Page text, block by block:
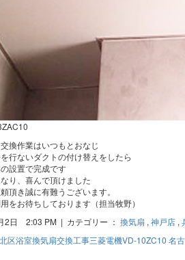
換作業はいつもとおなじ
行ないダクトの付け替えをしたら
設置で完成です
り、喜んで頂けました
頂き誠に有難うございます。
をお待ちしております（担当牧野）
2日 2:03 PM | カテゴリー ： 換気扇 ,神戸店 ,
区浴室換気扇交換工事三菱電機VD-10ZC10 名